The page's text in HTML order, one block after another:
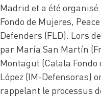
Madrid et a été
Fondo de Mujeres,
Defenders (FLD). Lors
par María San Martín
Montagut (Calala
López (IM-Defensoras)
rappelant le processus